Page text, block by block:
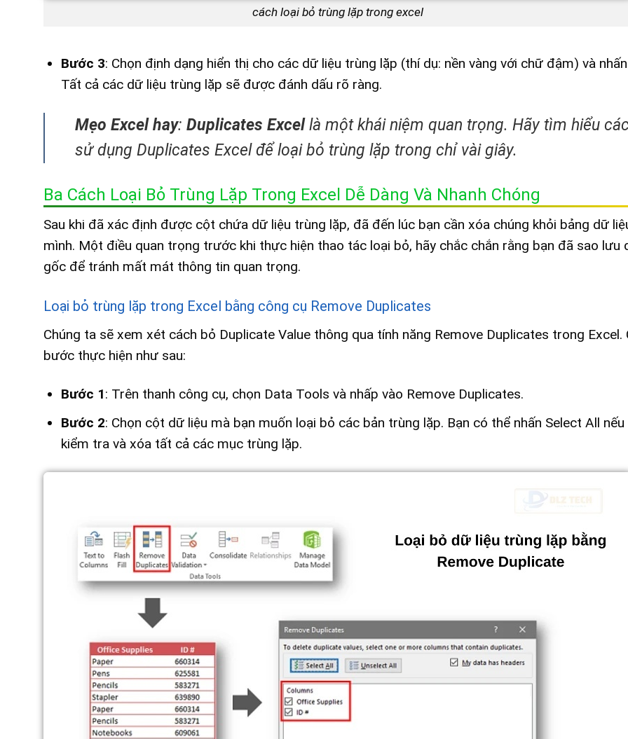
cách loại bỏ trùng lặp trong excel
Bước 3: Chọn định dạng hiển thị cho các dữ liệu trùng lặp (thí dụ: nền vàng với chữ đậm) và
Tất cả các dữ liệu trùng lặp sẽ được đánh dấu rõ ràng.
Mẹo Excel hay:Duplicates Excellà một khái niệm quan trọng. Hãy tìm hiểu
sử dụng Duplicates Excel để loại bỏ trùng lặp trong chỉ vài giây.
Ba Cách Loại Bỏ Trùng Lặp Trong Excel Dễ Dàng Và Nhanh Chóng
Sau khi đã xác định được cột chứa dữ liệu trùng lặp, đã đến lúc bạn cần xóa chúng khỏi bảng dữ
mình. Một điều quan trọng trước khi thực hiện thao tác loại bỏ, hãy chắc chắn rằng bạn đã sao lưu
gốc để tránh mất mát thông tin quan trọng.
Loại bỏ trùng lặp trong Excel bằng công cụ Remove Duplicates
Chúng ta sẽ xem xét cách bỏ Duplicate Value thông qua tính năng Remove Duplicates trong Excel.
bước thực hiện như sau:
Bước 1: Trên thanh công cụ, chọn Data Tools và nhấp vào Remove Duplicates.
Bước 2: Chọn cột dữ liệu mà bạn muốn loại bỏ các bản trùng lặp. Bạn có thể nhấn Select All
kiểm tra và xóa tất cả các mục trùng lặp.